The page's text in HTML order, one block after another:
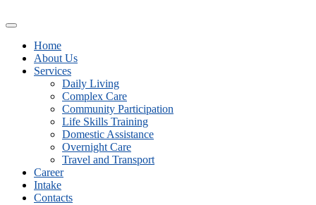
Home
About Us
Services
Daily Living
Complex Care
Community Participation
Life Skills Training
Domestic Assistance
Overnight Care
Travel and Transport
Career
Intake
Contacts